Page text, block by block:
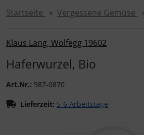
Startseite Vergessene Gemüse
Klaus Lang, Wolfegg 19602
Haferwurzel, Bio
Art.Nr.: 987-0870
Lieferzeit: 5-6 Arbeitstage